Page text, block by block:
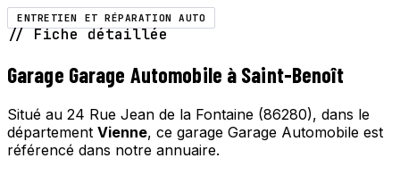
ENTRETIEN ET RÉPARATION AUTO
// Fiche détaillée
Garage Garage Automobile à Saint-Benoît
Situé au 24 Rue Jean de la Fontaine (86280), dans le
département Vienne, ce garage Garage Automobile est
référencé dans notre annuaire.